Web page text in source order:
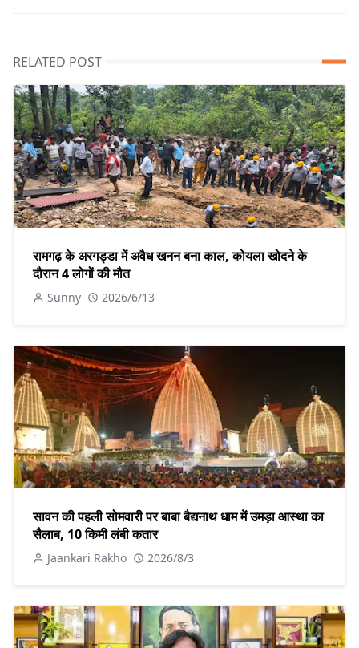
RELATED POST
रामगढ़ के अरगड्डा में अवैध खनन बना काल, कोयला खोदने के
दौरान 4 लोगों की मौत
Sunny 2026/6/13
सावन की पहली सोमवारी पर बाबा बैद्यनाथ धाम में उमड़ा आस्था का
सैलाब, 10 किमी लंबी कतार
Jaankari Rakho 2026/8/3